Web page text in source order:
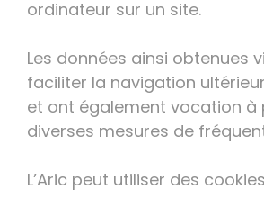
ordinateur sur un site.
Les données ainsi obtenues
faciliter la navigation
et ont également vocation à
diverses mesures de
L’Aric peut utiliser des